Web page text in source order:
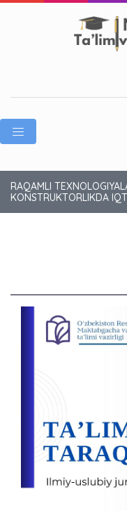
RAQAMLI
KONSTRUKTORLIKDA